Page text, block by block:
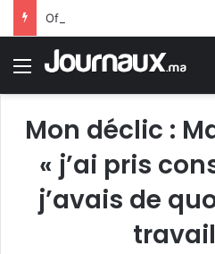
Menu
Mon déclic :
« j’ai pris
j’avais de